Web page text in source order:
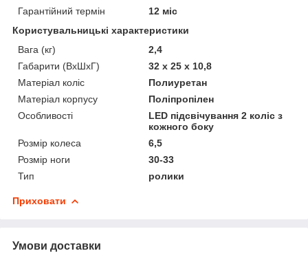
Гарантійний термін
12 міс
Користувальницькі характеристики
Вага (кг)
2,4
Габарити (ВхШхГ)
32 x 25 x 10,8
Матеріал коліс
Полиуретан
Матеріал корпусу
Поліпропілен
Особливості
LED підсвічування 2 коліс з
кожного боку
Розмір колеса
6,5
Розмір ноги
30-33
Тип
ролики
Приховати
Умови доставки